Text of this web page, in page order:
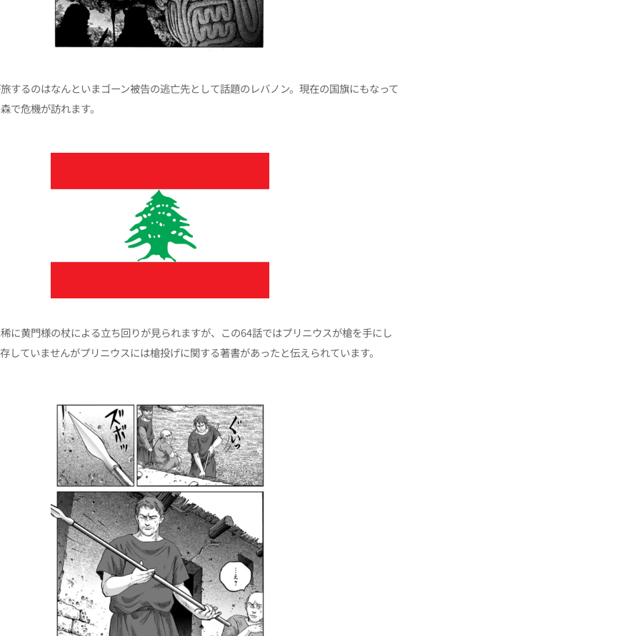
するのはなんといまゴーン被告の逃亡先として話題のレバノン。現在の国旗にもなって
で危機が訪れます。
稀に黄門様の杖による立ち回りが見られますが、この64話ではプリニウスが槍を手にし
していませんがプリニウスには槍投げに関する著書があったと伝えられています。